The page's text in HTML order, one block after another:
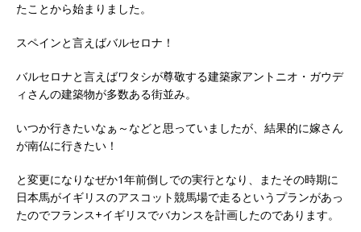
たことから始まりました。
スペインと言えばバルセロナ！
バルセロナと言えばワタシが尊敬する建築家アントニオ・ガウデ
ィさんの建築物が多数ある街並み。
いつか行きたいなぁ～などと思っていましたが、結果的に嫁さん
が南仏に行きたい！
と変更になりなぜか1年前倒しでの実行となり、またその時期に
日本馬がイギリスのアスコット競馬場で走るというプランがあっ
たのでフランス+イギリスでバカンスを計画したのであります。